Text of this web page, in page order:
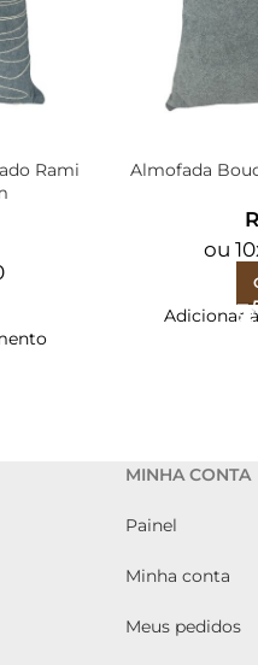
Rami
Almofada
ou 10
Adicionar
MINHA CONTA
Painel
Minha conta
Meus pedidos